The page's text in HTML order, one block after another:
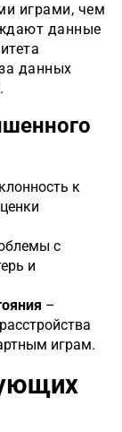
играми, чем
данные
данных
к
с
и
–
играм.